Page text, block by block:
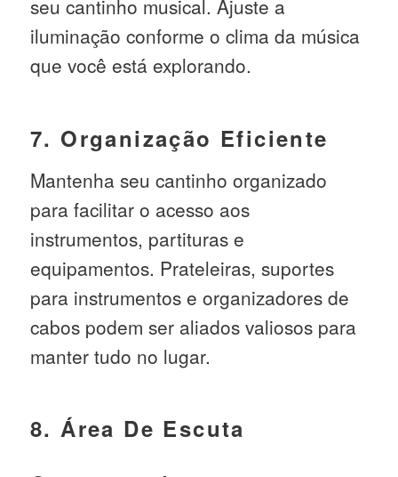
seu cantinho musical. Ajuste a
iluminação conforme o clima da música
que você está explorando.
7. Organização Eficiente
Mantenha seu cantinho organizado
para facilitar o acesso aos
instrumentos, partituras e
equipamentos. Prateleiras, suportes
para instrumentos e organizadores de
cabos podem ser aliados valiosos para
manter tudo no lugar.
8. Área De Escuta